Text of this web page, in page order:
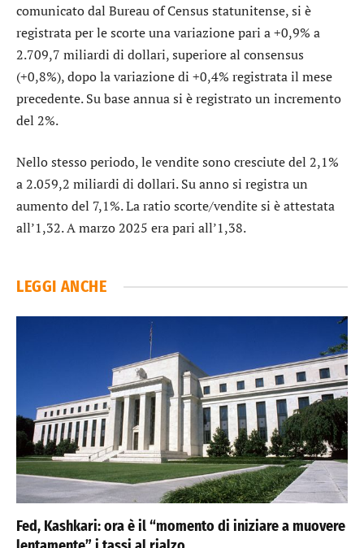
comunicato dal Bureau of Census statunitense, si è
registrata per le scorte una variazione pari a +0,9% a
2.709,7 miliardi di dollari, superiore al consensus
(+0,8%), dopo la variazione di +0,4% registrata il mese
precedente. Su base annua si è registrato un incremento
del 2%.
Nello stesso periodo, le vendite sono cresciute del 2,1%
a 2.059,2 miliardi di dollari. Su anno si registra un
aumento del 7,1%. La ratio scorte/vendite si è attestata
all’1,32. A marzo 2025 era pari all’1,38.
LEGGI ANCHE
Fed, Kashkari: ora è il “momento di iniziare a muovere